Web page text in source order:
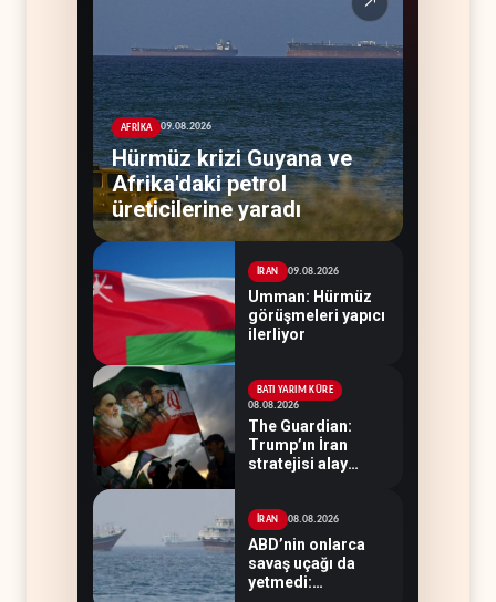
AFRİKA 09.08.2026
Hürmüz krizi Guyana ve
Afrika'daki petrol
üreticilerine yaradı
İRAN 09.08.2026
Umman: Hürmüz
görüşmeleri yapıcı
ilerliyor
BATI YARIM KÜRE
08.08.2026
The Guardian:
Trump’ın İran
stratejisi alay
İRAN 08.08.2026
ABD’nin onlarca
savaş uçağı da
yetmedi: